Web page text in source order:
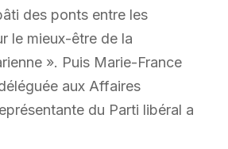
des ponts entre les
le mieux-être de la
». Puis Marie-France
aux Affaires
du Parti libéral a